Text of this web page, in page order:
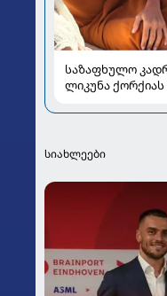
საზაფხულო
ლიკუნა
სიახლეები